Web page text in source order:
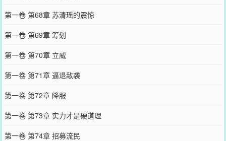
第一卷 第68章 苏清瑶的震惊
第一卷 第69章 筹划
第一卷 第70章 立威
第一卷 第71章 逼退敌袭
第一卷 第72章 降服
第一卷 第73章 实力才是硬道理
第一卷 第74章 招募流民